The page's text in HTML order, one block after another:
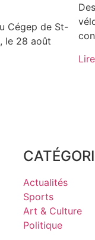
Cégep de St-
le 28 août
Actualités
Sports
Art & Culture
Politique